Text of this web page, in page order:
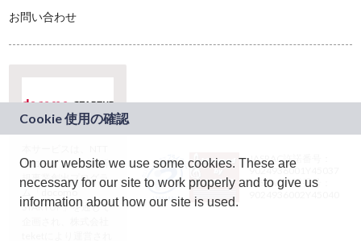
お問い合わせ
ドコモグループの新
規事業創出プログラ
ム「docomo
STARTUP」を通じて
JASRAC許諾番号：
9024936001Y45037
JASRAC許諾番号：
On our website we use some cookies. These are
necessary for our site to work properly and to give us
information about how our site is used.